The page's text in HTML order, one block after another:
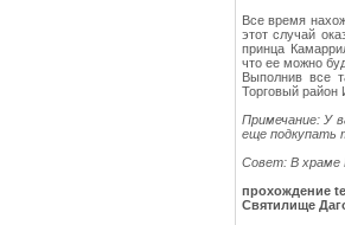
Все время
этот случай
принца
что ее можно
Выполнив все
Торговый район
Примечание: У
еще подкупать
Совет: В храме
прохождение
Святилище